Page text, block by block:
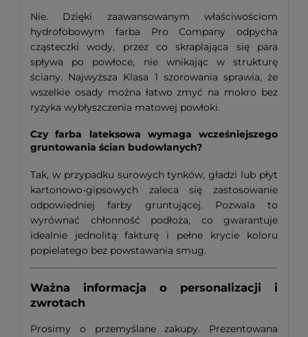
Nie. Dzięki zaawansowanym właściwościom
hydrofobowym farba Pro Company odpycha
cząsteczki wody, przez co skraplająca się para
spływa po powłoce, nie wnikając w strukturę
ściany. Najwyższa Klasa 1 szorowania sprawia, że
wszelkie osady można łatwo zmyć na mokro bez
ryzyka wybłyszczenia matowej powłoki.
Czy farba lateksowa wymaga wcześniejszego
gruntowania ścian budowlanych?
Tak, w przypadku surowych tynków, gładzi lub płyt
kartonowo-gipsowych zaleca się zastosowanie
odpowiedniej farby gruntującej. Pozwala to
wyrównać chłonność podłoża, co gwarantuje
idealnie jednolitą fakturę i pełne krycie koloru
popielatego bez powstawania smug.
Ważna informacja o personalizacji i
zwrotach
Prosimy o przemyślane zakupy. Prezentowana